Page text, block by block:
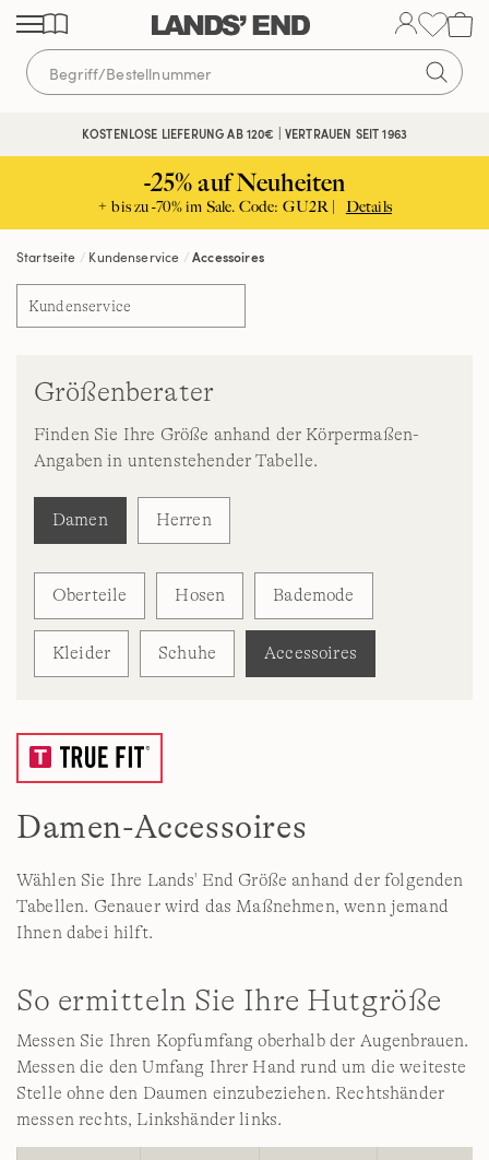
Direkt
zum
Inhalt
Direkt
zur
Navigation
Direkt
zur
Suche
KOSTENLOSE LIEFERUNG AB 120€ | VERTRAUEN SEIT 1963
-25% auf Neuheiten
+ bis zu -70% im Sale. Code: GU2R | Details
Startseite Kundenservice Accessoires
Kundenservice
Größenberater
Finden Sie Ihre Größe anhand der Körpermaßen-
Angaben in untenstehender Tabelle.
Damen Herren
Oberteile Hosen Bademode
Kleider Schuhe Accessoires
Damen-Accessoires
Wählen Sie Ihre Lands' End Größe anhand der folgenden
Tabellen. Genauer wird das Maßnehmen, wenn jemand
Ihnen dabei hilft.
So ermitteln Sie Ihre Hutgröße
Messen Sie Ihren Kopfumfang oberhalb der Augenbrauen.
Messen die den Umfang Ihrer Hand rund um die weiteste
Stelle ohne den Daumen einzubeziehen. Rechtshänder
messen rechts, Linkshänder links.